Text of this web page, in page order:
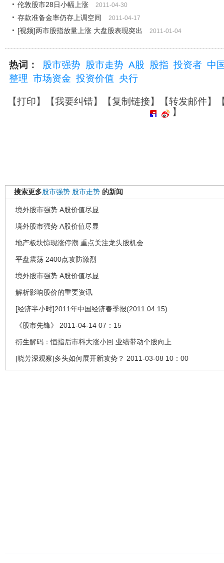
伦敦股市28日小幅上涨
2011-04-30
存款准备金率仍存上调空间 2011-04-17
[视频]两市股指放量上涨 大盘股表现突出 2011-01-04
热词： 股市强势 股市走势 A股 股指 投资者 中
整理 市场资金 投资价值 央行
【打印】【我要纠错】【复制链接】【转发邮件】
】
搜索更多股市强势 股市走势 的新闻
境外股市强势 A股价值尽显
境外股市强势 A股价值尽显
地产板块惊现涨停潮 重点关注龙头股机会
平盘震荡 2400点攻防激烈
境外股市强势 A股价值尽显
解析影响股价的重要资讯
[经济半小时]2011年中国经济春季报(2011.04.15)
《股市先锋》 2011-04-14 07：15
衍生解码：恒指后市料大涨小回 业绩带动个股向上
[晓芳深观察]多头如何展开新攻势？ 2011-03-08 10：00